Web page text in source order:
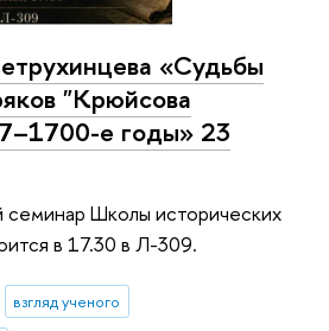
«Судьбы
"Крюйсова
е годы» 23
Школы исторических
в 17.30 в Л-309.
взгляд ученого